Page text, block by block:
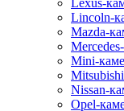
Lexus-
Lincoln-
Mazda-
Mini-
Nissan-
Opel-